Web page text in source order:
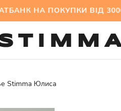
НА ПОКУПКИ
Stimma Юлиса